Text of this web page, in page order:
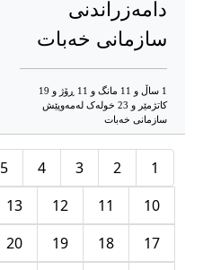
دامەزراندنی
سازمانی خەبات
1 ساڵ و 11 مانگ و 11 ڕۆژ و 19
کاتژمێر و 23 خوله‌ک له‌مه‌وپێش‌
سازمانی خەبات
1
2
3
4
5
10
11
12
13
17
18
19
20